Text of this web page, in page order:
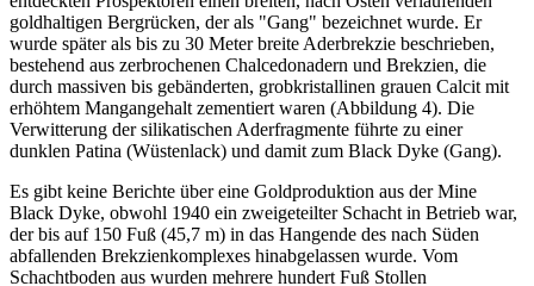
goldhaltigen Bergrücken, der als "Gang" bezeichnet wurde. Er
wurde später als bis zu 30 Meter breite Aderbrekzie beschrieben,
bestehend aus zerbrochenen Chalcedonadern und Brekzien, die
durch massiven bis gebänderten, grobkristallinen grauen Calcit mit
erhöhtem Mangangehalt zementiert waren (Abbildung 4). Die
Verwitterung der silikatischen Aderfragmente führte zu einer
dunklen Patina (Wüstenlack) und damit zum Black Dyke (Gang).
Es gibt keine Berichte über eine Goldproduktion aus der Mine
Black Dyke, obwohl 1940 ein zweigeteilter Schacht in Betrieb war,
der bis auf 150 Fuß (45,7 m) in das Hangende des nach Süden
abfallenden Brekzienkomplexes hinabgelassen wurde. Vom
Schachtboden aus wurden mehrere hundert Fuß Stollen